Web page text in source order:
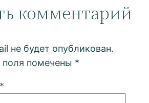
комментарий
не будет опубликован.
поля помечены *
*